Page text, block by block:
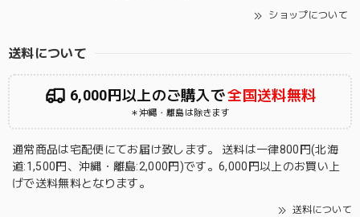
ショップについて
送料について
6,000円以上のご購入で全国送料無料
＊沖縄・離島は除きます
通常商品は宅配便にてお届け致します。 送料は一律800円(北海
道:1,500円、沖縄・離島:2,000円)です。6,000円以上のお買い上
げで送料無料となります。
送料について